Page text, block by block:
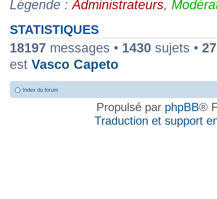
Légende :Administrateurs,
STATISTIQUES
18197 messages • 1430 sujets •
est Vasco Capeto
Index du forum
Propulsé par phpBB®
Traduction et support